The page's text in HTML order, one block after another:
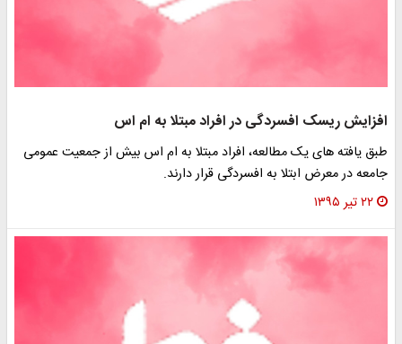
افزایش ریسک افسردگی در افراد مبتلا به ام اس
طبق یافته های یک مطالعه، افراد مبتلا به ام اس بیش از جمعیت عمومی
جامعه در معرض ابتلا به افسردگی قرار دارند.
۲۲ تیر ۱۳۹۵